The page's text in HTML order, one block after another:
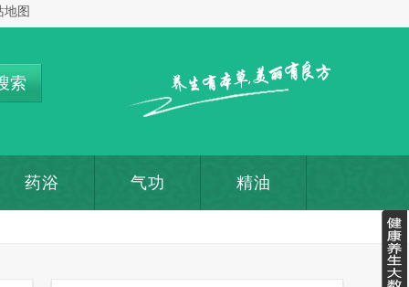
地图
索
药浴 气功 精油